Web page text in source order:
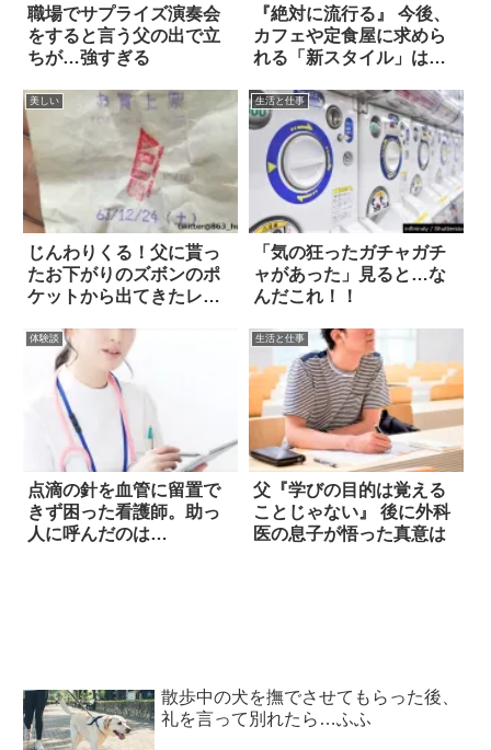
職場でサプライズ演奏会
をすると言う父の出で立
ちが…強すぎる
『絶対に流行る』 今後、
カフェや定食屋に求めら
れる「新スタイル」は…
美しい
じんわりくる！父に貰っ
たお下がりのズボンのポ
ケットから出てきたレシ
生活と仕事
「気の狂ったガチャガチ
ャがあった」見ると…な
んだこれ！！
体験談
点滴の針を血管に留置で
きず困った看護師。助っ
人に呼んだのは…
生活と仕事
父『学びの目的は覚える
ことじゃない』 後に外科
医の息子が悟った真意は
散歩中の犬を撫でさせてもらった後、
礼を言って別れたら…ふふ